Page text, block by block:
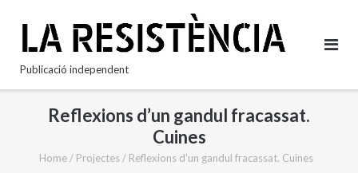
content
Publicació independent
Reflexions d’un gandul fracassat.
Cuines
Home / Projectes / Reflexions d’un gandul fracassat. Cuines